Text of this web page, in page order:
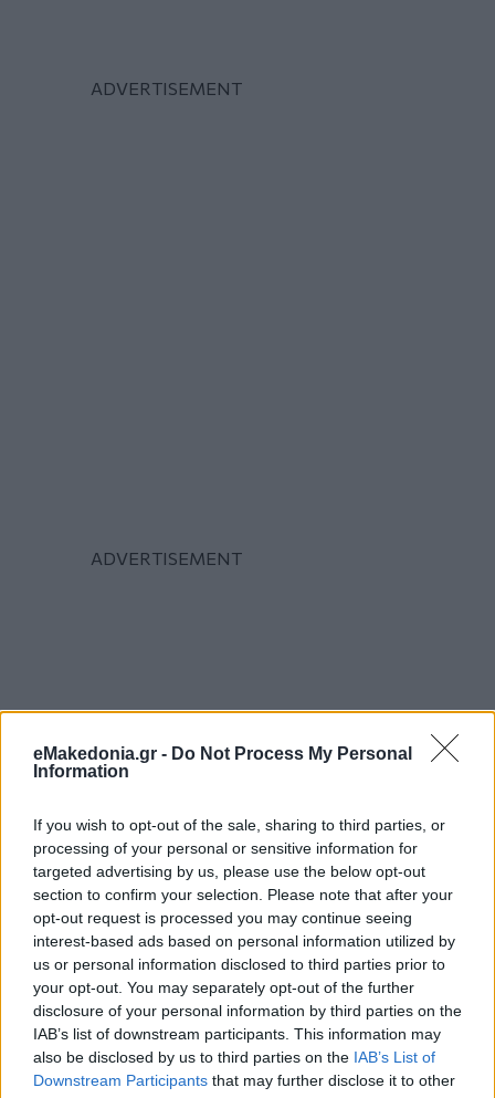
eMakedonia.gr - Do Not Process My Personal
Information
If you wish to opt-out of the sale, sharing to third parties, or
processing of your personal or sensitive information for
targeted advertising by us, please use the below opt-out
section to confirm your selection. Please note that after your
opt-out request is processed you may continue seeing
interest-based ads based on personal information utilized by
us or personal information disclosed to third parties prior to
your opt-out. You may separately opt-out of the further
disclosure of your personal information by third parties on the
IAB’s list of downstream participants. This information may
also be disclosed by us to third parties on the IAB’s List of
Downstream Participants that may further disclose it to other
Διαβάστε περισσότερα